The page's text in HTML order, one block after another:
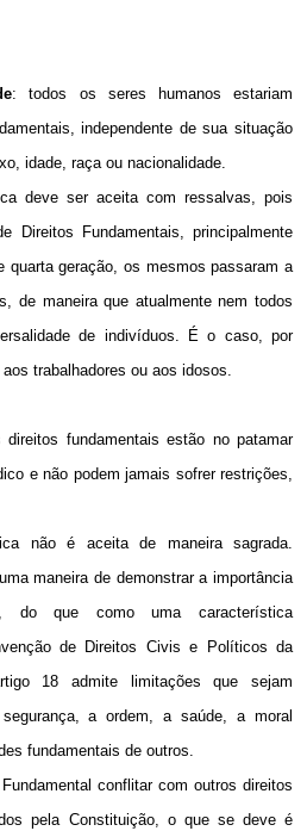
: todos os seres humanos estariam
independente de sua situação
idade, raça ou nacionalidade.
deve ser aceita com ressalvas, pois
Direitos Fundamentais, principalmente
quarta geração, os mesmos passaram a
de maneira que atualmente nem todos
de indivíduos. É o caso, por
trabalhadores ou aos idosos.
direitos fundamentais estão no patamar
e não podem jamais sofrer restrições,
não é aceita de maneira sagrada.
maneira de demonstrar a importância
do que como uma característica
de Direitos Civis e Políticos da
18 admite limitações que sejam
a ordem, a saúde, a moral
fundamentais de outros.
conflitar com outros direitos
pela Constituição, o que se deve é